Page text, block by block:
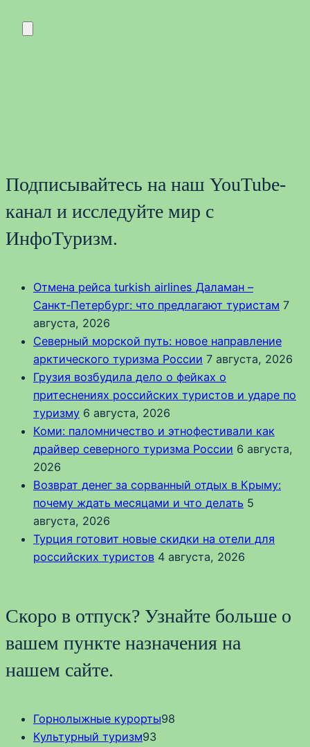
Подписывайтесь на наш YouTube-
канал и исследуйте мир с
ИнфоТуризм.
Отмена рейса turkish airlines Даламан –
Санкт‑Петербург: что предлагают туристам 7
августа, 2026
Северный морской путь: новое направление
арктического туризма России 7 августа, 2026
Грузия возбудила дело о фейках о
притеснениях российских туристов и ударе по
туризму 6 августа, 2026
Коми: паломничество и этнофестивали как
драйвер северного туризма России 6 августа,
2026
Возврат денег за сорванный отдых в Крыму:
почему ждать месяцами и что делать 5
августа, 2026
Турция готовит новые скидки на отели для
российских туристов 4 августа, 2026
Скоро в отпуск? Узнайте больше о
вашем пункте назначения на
нашем сайте.
Горнолыжные курорты98
Культурный туризм93